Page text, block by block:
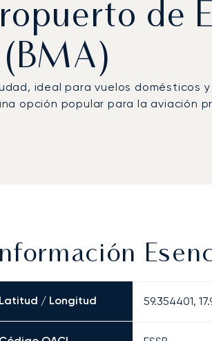
de
ideal para vuelos domésticos
opción popular para la aviación
Latitud / Longitud 59.354401,